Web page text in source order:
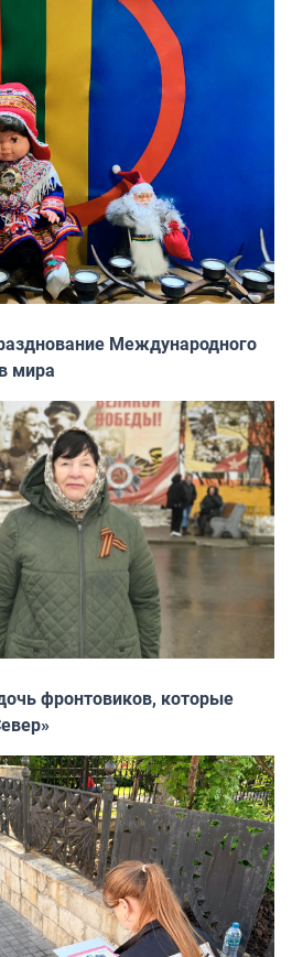
Международного
мира
фронтовиков, которые